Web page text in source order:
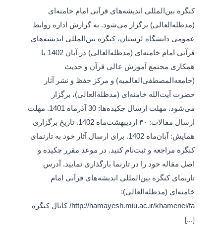
کنگره بین‌المللی اندیشه‌های قرآنی امام خامنه‌ای
(مدظله‌العالی) برگزار می‌شود. به گزارش اداره روابط
عمومی دانشگاه لرستان، کنگره بین‌المللی اندیشه‌های
قرآنی امام خامنه‌ای (مدظله‌العالی) در آبان 1402 با
همکاری مجتمع آموزش عالی قرآن و حدیث
(جامعه‌المصطفی‌العالمیه) و مرکز حفظ و نشر آثار
حضرت آیت‌الله خامنه‌ای (مدظله‌العالی)، برگزار
می‌شود. مهلت ارسال چکیده‌ها: 30 آذرماه 1401. مهلت
ارسال مقالات: ۳۰ اردیبهشت‌ماه 1402. تاریخ برگزاری
همایش: آبان‌ماه 1402. برای ارسال آثار خود به تارنمای
کنگره مراجعه و ثبت‌نام کنید. در موعد مقرر چکیده و
اصل مقاله خود را در تارنما بارگذاری نمایید. آدرس
تارنمای کنگره بین‌المللی اندیشه‌های قرآنی امام
خامنه‌ای (مدظله‌العالی):
http://hamayesh.miu.ac.ir/khamenei/fa/ کانال کنگره
[...]